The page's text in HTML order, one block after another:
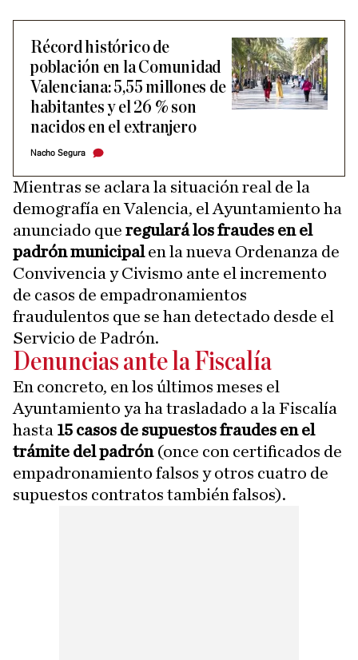
Récord histórico de
población en la Comunidad
Valenciana: 5,55 millones de
habitantes y el 26 % son
nacidos en el extranjero
Nacho Segura
Mientras se aclara la situación real de la
demografía en Valencia, el Ayuntamiento ha
anunciado que regulará los fraudes en el
padrón municipalen la nueva Ordenanza de
Convivencia y Civismo ante el incremento
de casos de empadronamientos
fraudulentos que se han detectado desde el
Servicio de Padrón.
Denuncias ante la Fiscalía
En concreto, en los últimos meses el
Ayuntamiento ya ha trasladado a la Fiscalía
hasta 15 casos de supuestos fraudes en el
trámite del padrón (once con certificados de
empadronamiento falsos y otros cuatro de
supuestos contratos también falsos).